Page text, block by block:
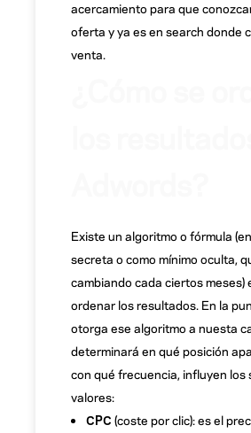
acercamiento para que
oferta y ya es en search donde
venta.
Existe un algoritmo o fórmula
secreta o como mínimo oculta,
cambiando cada ciertos meses)
ordenar los resultados. En la
otorga ese algoritmo a nuesta
determinará en qué posición
con qué frecuencia, influyen los
valores:
CPC (coste por clic): es el